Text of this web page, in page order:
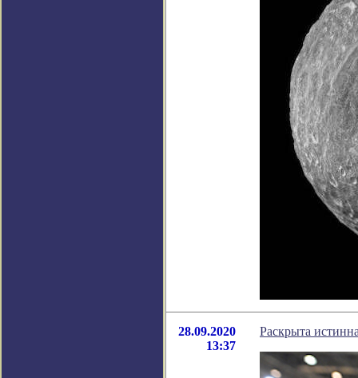
28.09.2020
13:37
Раскрыта